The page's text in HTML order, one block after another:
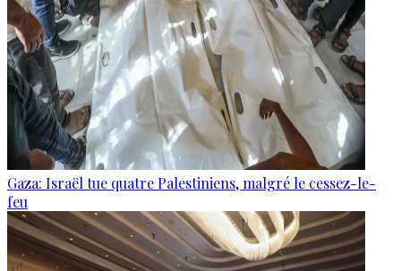
Gaza: Israël tue quatre Palestiniens, malgré le cessez-le-
feu